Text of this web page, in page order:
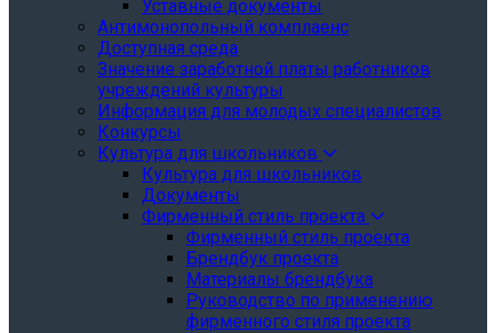
Уставные документы
Антимонопольный комплаенс
Доступная среда
Значение заработной платы работников
учреждений культуры
Информация для молодых специалистов
Конкурсы
Культура для школьников
Культура для школьников
Документы
Фирменный стиль проекта
Фирменный стиль проекта
Брендбук проекта
Материалы брендбука
Руководство по применению
фирменного стиля проекта